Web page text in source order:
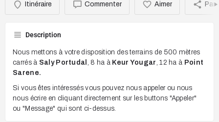
Itinéraire Commenter Aimer
Description
Nous mettons à votre disposition des terrains de 500 mètres
carrés à Saly Portudal , 8 ha à Keur Yougar , 12 ha à Point
Sarene.
Si vous êtes intéressés vous pouvez nous appeler ou nous
nous écrire en cliquant directement sur les buttons "Appeler"
ou "Message" qui sont ci-dessus.